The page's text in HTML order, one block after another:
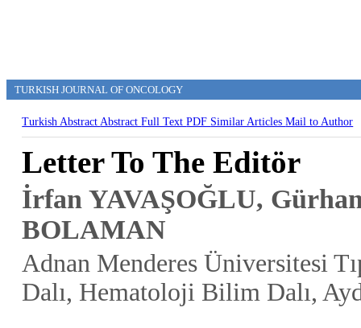
TURKISH JOURNAL OF ONCOLOGY
Turkish AbstractAbstractFull TextPDF Similar ArticlesMail to Author
Letter To The Editör
İrfan YAVAŞOĞLU,
BOLAMAN
Adnan Menderes Üniversitesi
Dalı, Hematoloji Bilim Dalı,